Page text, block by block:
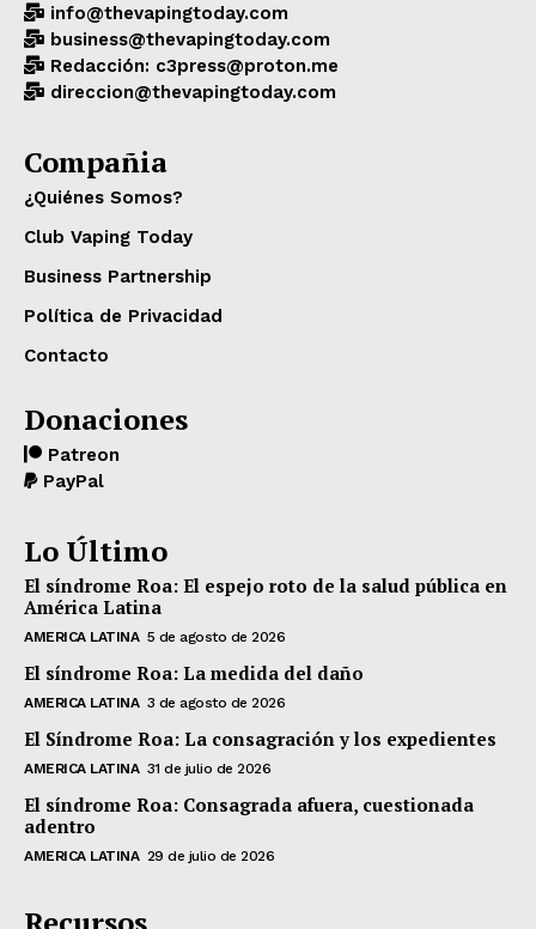
info@thevapingtoday.com
business@thevapingtoday.com
Redacción: c3press@proton.me
direccion@thevapingtoday.com
Compañia
¿Quiénes Somos?
Club Vaping Today
Business Partnership
Política de Privacidad
Contacto
Donaciones
Patreon
PayPal
Lo Último
El síndrome Roa: El espejo roto de la salud pública en
América Latina
AMERICA LATINA 5 de agosto de 2026
El síndrome Roa: La medida del daño
AMERICA LATINA 3 de agosto de 2026
El Síndrome Roa: La consagración y los expedientes
AMERICA LATINA 31 de julio de 2026
El síndrome Roa: Consagrada afuera, cuestionada
adentro
AMERICA LATINA 29 de julio de 2026
Recursos